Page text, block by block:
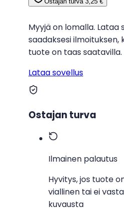
Ostajan turva
Ilmainen palautus
Hyvitys, jos tuote
viallinen tai ei
kuvausta
Myyjä on lomalla. Lataa
saadaksesi ilmoituksen,
tuote on taas saatavilla.
Lataa sovellus